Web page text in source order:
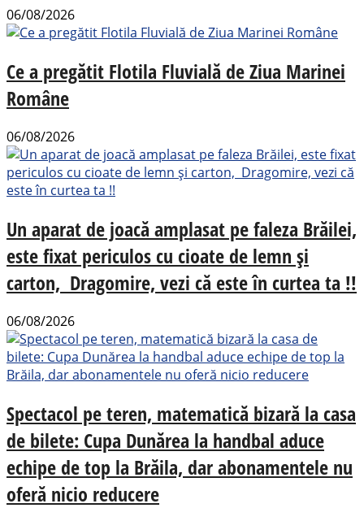
06/08/2026
Ce a pregătit Flotila Fluvială de Ziua Marinei
Române
06/08/2026
Un aparat de joacă amplasat pe faleza Brăilei,
este fixat periculos cu cioate de lemn și
carton, Dragomire, vezi că este în curtea ta !!
06/08/2026
Spectacol pe teren, matematică bizară la casa
de bilete: Cupa Dunărea la handbal aduce
echipe de top la Brăila, dar abonamentele nu
oferă nicio reducere